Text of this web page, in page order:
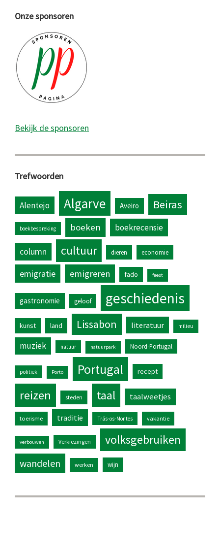
Onze sponsoren
Bekijk de sponsoren
Trefwoorden
Alentejo Algarve Aveiro Beiras
boekbespreking boeken boekrecensie
column cultuur dieren economie
emigratie emigreren fado feest
gastronomie geloof geschiedenis
kunst land Lissabon literatuur milieu
muziek natuur natuurpark Noord-Portugal
politiek Porto Portugal recept
reizen steden taal taalweetjes
toerisme traditie Trás-os-Montes vakantie
verbouwen Verkiezingen volksgebruiken
wandelen werken wijn